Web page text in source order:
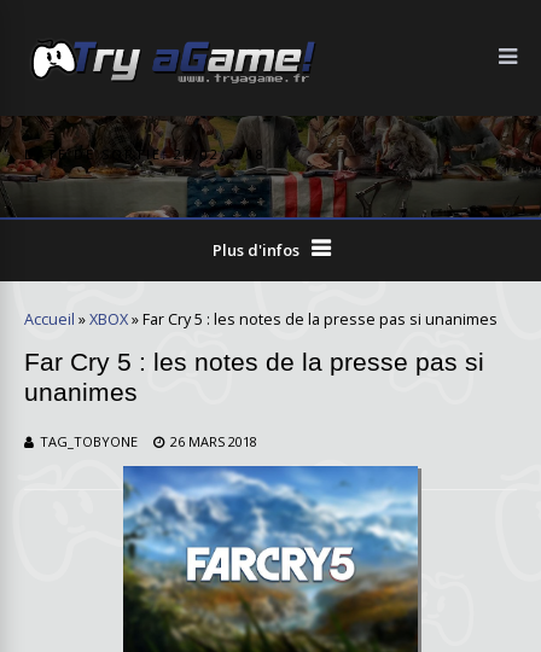
DATE DE SORTIE: 27/02/2018
Plus d'infos
Accueil »XBOX»Far Cry 5 : les notes de la presse pas si unanimes
Far Cry 5 : les notes de la presse pas si
unanimes
TAG_TOBYONE 26 MARS 2018